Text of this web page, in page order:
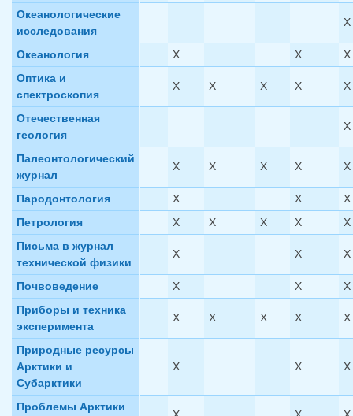
Океанологические
исследования
X
Океанология X X
X
Оптика и
спектроскопия
X X X X X
Отечественная
геология
X
Палеонтологический
журнал
X X X X X
Пародонтология X X
X
Петрология
X X X X
X
Письма в журнал
технической физики
X X X
Почвоведение X X
X
Приборы и техника
эксперимента
X X X X X
Природные ресурсы
Арктики и
Субарктики
X X X
Проблемы Арктики